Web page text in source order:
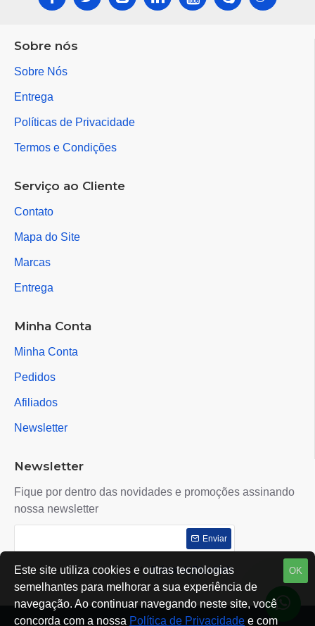
Sobre nós
Sobre Nós
Entrega
Políticas de Privacidade
Termos e Condições
Serviço ao Cliente
Contato
Mapa do Site
Marcas
Entrega
Minha Conta
Minha Conta
Pedidos
Afiliados
Newsletter
Newsletter
Fique por dentro das novidades e promoções assinando
nossa newsletter
Enviar
Eu li e concordo com o contrato de Políticas de Privacidade OK
Este site utiliza cookies e outras tecnologias
semelhantes para melhorar a sua experiência de
navegação. Ao continuar navegando neste site, você
concorda com a nossa Política de Privacidade e com